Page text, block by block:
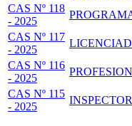
CAS Nº 118
- 2025
CAS Nº 117
- 2025
CAS Nº 116
- 2025
CAS Nº 115
- 2025